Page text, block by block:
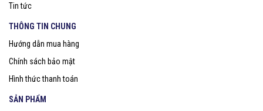
Tin tức
THÔNG TIN CHUNG
Hướng dẫn mua hàng
Chính sách bảo mật
Hình thức thanh toán
SẢN PHẨM